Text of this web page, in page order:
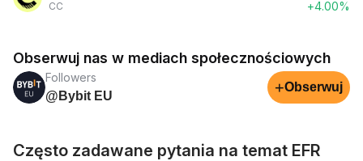
CC
+4.00%
Obserwuj nas w mediach społecznościowych
Followers
@Bybit EU
+Obserwuj
Często zadawane pytania na temat EFR